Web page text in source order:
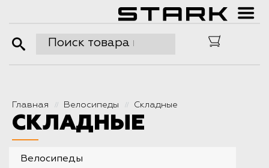
Главная // Велосипеды // Складные
СКЛАДНЫЕ
Велосипеды